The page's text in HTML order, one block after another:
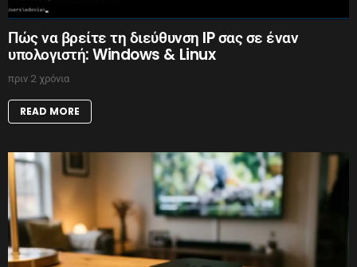
Πώς να βρείτε τη διεύθυνση IP σας σε έναν
υπολογιστή: Windows & Linux
πριν 2 χρόνια
READ MORE